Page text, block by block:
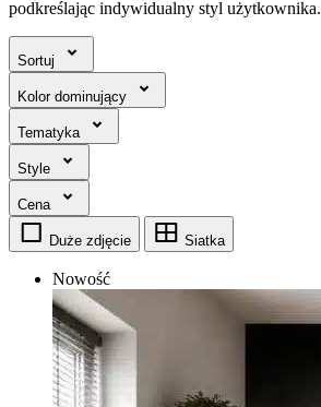
podkreślając indywidualny styl użytkownika.
Sortuj
Kolor dominujący
Tematyka
Style
Cena
Duże zdjęcie Siatka
Nowość